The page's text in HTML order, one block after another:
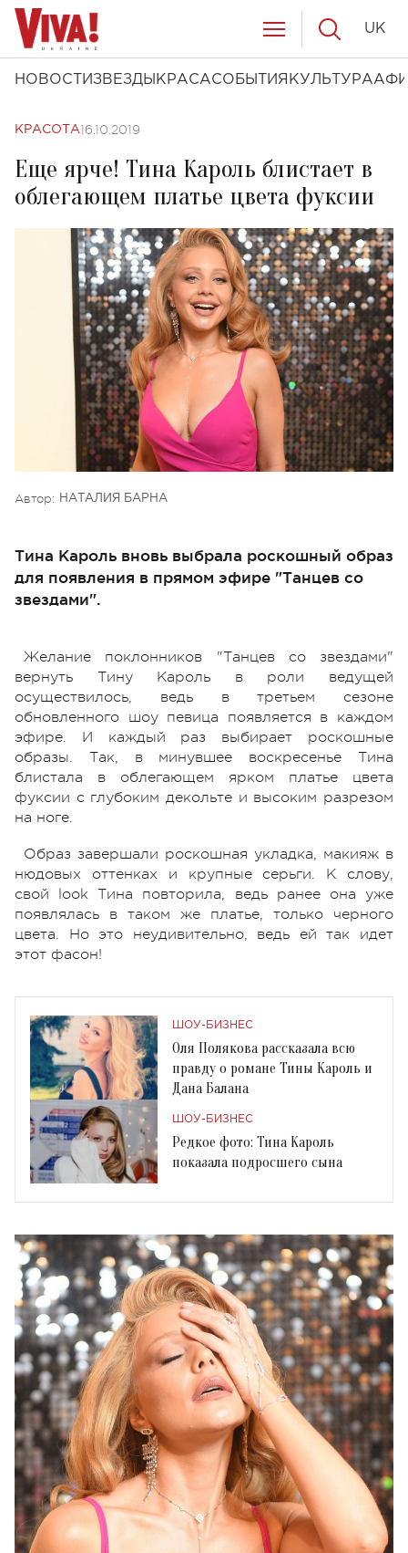
НОВОСТИ ЗВЕЗДЫ КРАСАСОБЫТИЯ КУЛЬТУРА
UK
КРАСОТА16.10.2019
Еще ярче! Тина Кароль блистает в
облегающем платье цвета фуксии
Автор: НАТАЛИЯ БАРНА
Тина Кароль вновь выбрала роскошный образ
для появления в прямом эфире "Танцев со
звездами".
Желание поклонников "Танцев со звездами"
вернуть Тину Кароль в роли ведущей
осуществилось, ведь в третьем сезоне
обновленного шоу певица появляется в каждом
эфире. И каждый раз выбирает роскошные
образы. Так, в минувшее воскресенье Тина
блистала в облегающем ярком платье цвета
фуксии с глубоким декольте и высоким разрезом
на ноге.
Образ завершали роскошная укладка, макияж в
нюдовых оттенках и крупные серьги. К слову,
свой look Тина повторила, ведь ранее она уже
появлялась в таком же платье, только черного
цвета. Но это неудивительно, ведь ей так идет
этот фасон!
ШОУ-БИЗНЕС
Оля Полякова рассказала всю
правду о романе Тины Кароль и
Дана Балана
ШОУ-БИЗНЕС
Редкое фото: Тина Кароль
показала подросшего сына